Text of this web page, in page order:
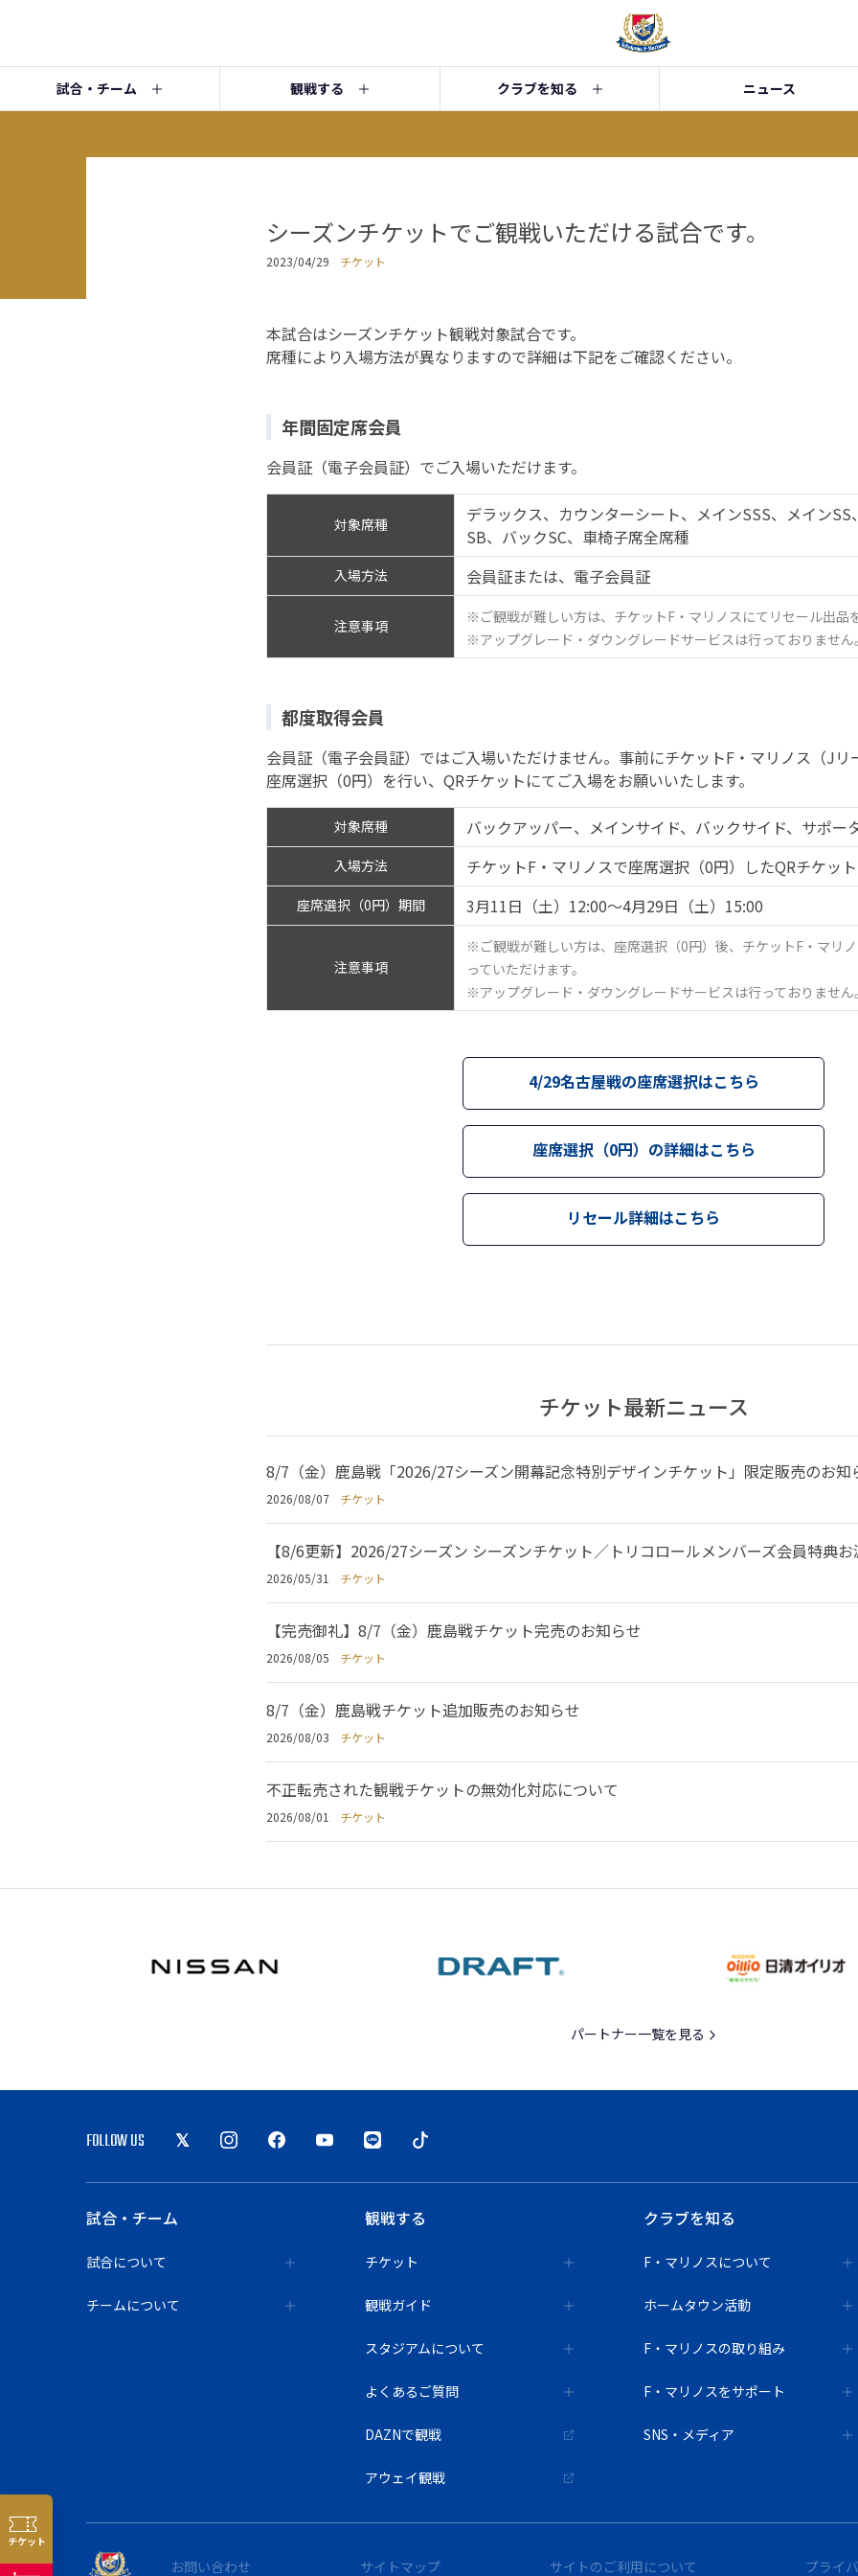
チケット
試合・チーム 観戦する クラブを知る ニュース
シーズンチケットでご観戦いただける試合です。
2023/04/29 チケット
本試合はシーズンチケット観戦対象試合です。
席種により入場方法が異なりますので詳細は下記をご確認ください。
年間固定席会員
会員証（電子会員証）でご入場いただけます。
対象席種
デラックス、カウンターシート、メインSSS、メインSS
SB、バックSC、車椅子席全席種
入場方法 会員証または、電子会員証
注意事項
※ご観戦が難しい方は、チケットF・マリノスにてリセール出品
※アップグレード・ダウングレードサービスは行っておりません。
都度取得会員
会員証（電子会員証）ではご入場いただけません。事前にチケットF・マリノス（Jリ
座席選択（0円）を行い、QRチケットにてご入場をお願いいたします。
対象席種 バックアッパー、メインサイド、バックサイド、サポー
入場方法 チケットF・マリノスで座席選択（0円）したQRチケット
座席選択（0円）期間 3月11日（土）12:00～4月29日（土）15:00
注意事項
※ご観戦が難しい方は、座席選択（0円）後、チケットF・マリ
っていただけます。
※アップグレード・ダウングレードサービスは行っておりません。
4/29名古屋戦の座席選択はこちら
座席選択（0円）の詳細はこちら
リセール詳細はこちら
チケット最新ニュース
8/7（金）鹿島戦「2026/27シーズン開幕記念特別デザインチケット」限定販売のお知
2026/08/07 チケット
【8/6更新】2026/27シーズン シーズンチケット／トリコロールメンバーズ会員特典
2026/05/31 チケット
【完売御礼】8/7（金）鹿島戦チケット完売のお知らせ
2026/08/05 チケット
8/7（金）鹿島戦チケット追加販売のお知らせ
2026/08/03 チケット
不正転売された観戦チケットの無効化対応について
2026/08/01 チケット
パートナー一覧を見る
FOLLOW US
試合・チーム
試合について
チームについて
観戦する
チケット
観戦ガイド
スタジアムについて
よくあるご質問
DAZNで観戦
アウェイ観戦
クラブを知る
F・マリノスについて
ホームタウン活動
F・マリノスの取り組み
F・マリノスをサポート
SNS・メディア
お問い合わせ サイトマップ サイトのご利用について プライ